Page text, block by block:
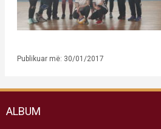
Publikuar më: 30/01/2017
ALBUM